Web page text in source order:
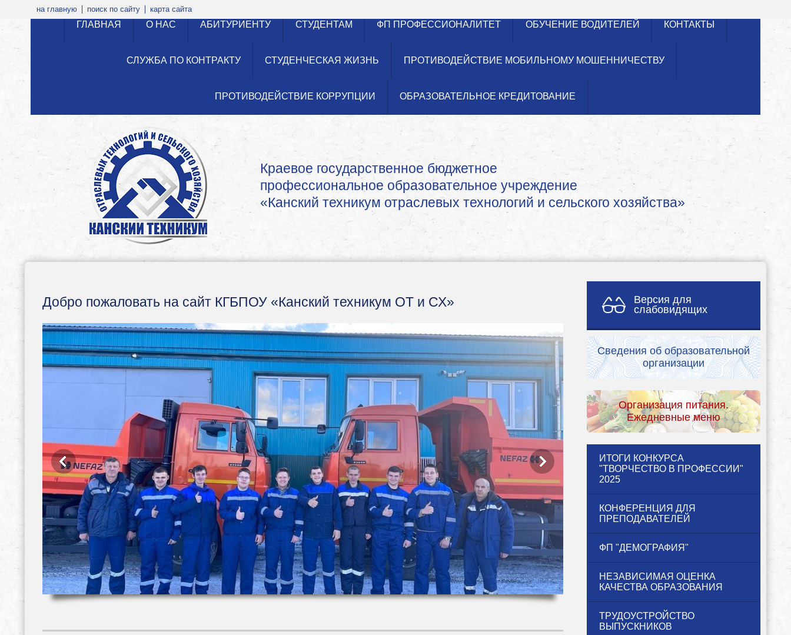
на главную поиск по сайту карта сайта
ГЛАВНАЯ О НАС АБИТУРИЕНТУ СТУДЕНТАМ ФП ПРОФЕССИОНАЛИТЕТ ОБУЧЕНИЕ ВОДИТЕЛЕЙ КОНТАКТЫ
СЛУЖБА ПО КОНТРАКТУ СТУДЕНЧЕСКАЯ ЖИЗНЬ ПРОТИВОДЕЙСТВИЕ МОБИЛЬНОМУ МОШЕННИЧЕСТВУ
ПРОТИВОДЕЙСТВИЕ КОРРУПЦИИ ОБРАЗОВАТЕЛЬНОЕ КРЕДИТОВАНИЕ
Краевое государственное бюджетное
профессиональное образовательное учреждение
«Канский техникум отраслевых технологий и сельского хозяйства»
Добро пожаловать на сайт КГБПОУ «Канский техникум ОТ и СХ»
Версия для
слабовидящих
Сведения об образовательной
организации
Организация питания.
Ежедневные меню
ИТОГИ КОНКУРСА
"ТВОРЧЕСТВО В ПРОФЕССИИ"
2025
КОНФЕРЕНЦИЯ ДЛЯ
ПРЕПОДАВАТЕЛЕЙ
ФП "ДЕМОГРАФИЯ"
НЕЗАВИСИМАЯ ОЦЕНКА
КАЧЕСТВА ОБРАЗОВАНИЯ
ТРУДОУСТРОЙСТВО
ВЫПУСКНИКОВ